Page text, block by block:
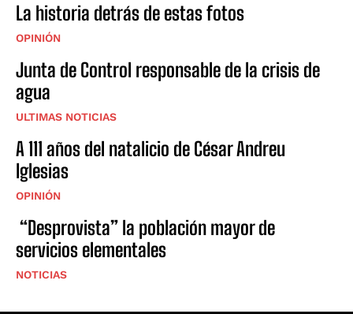
La historia detrás de estas fotos
OPINIÓN
Junta de Control responsable de la crisis de
agua
ULTIMAS NOTICIAS
A 111 años del natalicio de César Andreu
Iglesias
OPINIÓN
“Desprovista” la población mayor de
servicios elementales
NOTICIAS